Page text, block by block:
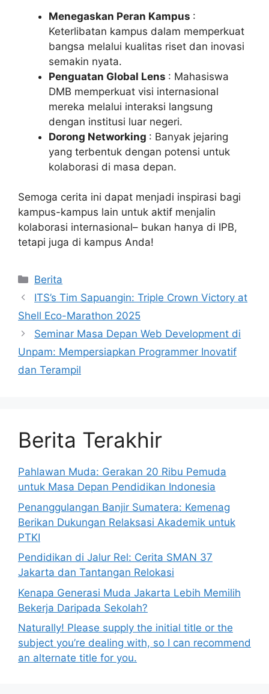
Menegaskan Peran Kampus :
Keterlibatan kampus dalam memperkuat
bangsa melalui kualitas riset dan inovasi
semakin nyata.
Penguatan Global Lens : Mahasiswa
DMB memperkuat visi internasional
mereka melalui interaksi langsung
dengan institusi luar negeri.
Dorong Networking : Banyak jejaring
yang terbentuk dengan potensi untuk
kolaborasi di masa depan.
Semoga cerita ini dapat menjadi inspirasi bagi
kampus-kampus lain untuk aktif menjalin
kolaborasi internasional– bukan hanya di IPB,
tetapi juga di kampus Anda!
Kategori
Berita
ITS’s Tim Sapuangin: Triple Crown Victory at
Shell Eco-Marathon 2025
Seminar Masa Depan Web Development di
Unpam: Mempersiapkan Programmer Inovatif
dan Terampil
Berita Terakhir
Pahlawan Muda: Gerakan 20 Ribu Pemuda
untuk Masa Depan Pendidikan Indonesia
Penanggulangan Banjir Sumatera: Kemenag
Berikan Dukungan Relaksasi Akademik untuk
PTKI
Pendidikan di Jalur Rel: Cerita SMAN 37
Jakarta dan Tantangan Relokasi
Kenapa Generasi Muda Jakarta Lebih Memilih
Bekerja Daripada Sekolah?
Naturally! Please supply the initial title or the
subject you’re dealing with, so I can recommend
an alternate title for you.